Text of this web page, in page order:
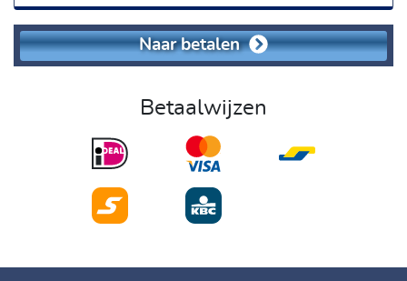
Betaalwijzen
Naar betalen